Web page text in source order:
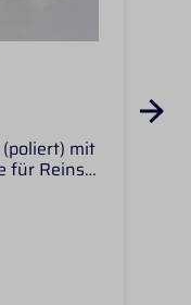
mit
für Reins
bestellen,